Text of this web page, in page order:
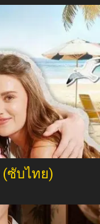
(ซับไทย)